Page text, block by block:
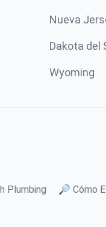
Nueva
Dakota del
Wyoming
Plumbing 🔎 Cómo